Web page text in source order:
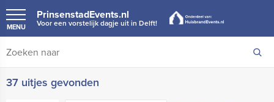
PrinsenstadEvents.nl
Voor een vorstelijk dagje uit in Delft!
MENU
37 uitjes gevonden